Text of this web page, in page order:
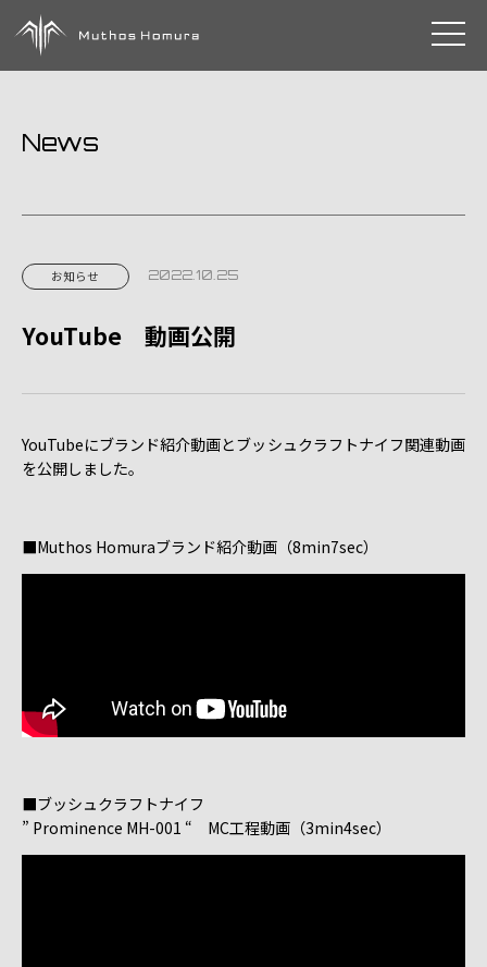
toggle
News
お知らせ 2022.10.25
YouTube 動画公開
YouTubeにブランド紹介動画とブッシュクラフトナイフ関連動画
を公開しました。
■Muthos Homuraブランド紹介動画（8min7sec）
■ブッシュクラフトナイフ
” Prominence MH-001 “ MC工程動画（3min4sec）